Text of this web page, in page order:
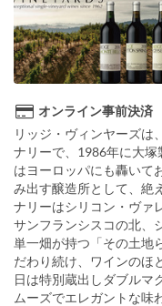
オンライン事前決済
リッジ・ヴィンヤーズは
ナリーで、1986年に大
はヨーロッパにも轟いて
み出す醸造所として、絶
ナリーはシリコン・ヴァ
サンフランシスコの北、
単一畑が持つ「その土地
だわり続け、ワインのほ
日は特別蔵出しダブルマ
ムーズでエレガントな味